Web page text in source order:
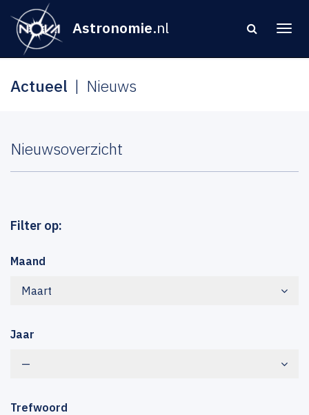
Astronomie.nl
Actueel Nieuws
Nieuwsoverzicht
Filter op:
Maand
Maart
Jaar
—
Trefwoord